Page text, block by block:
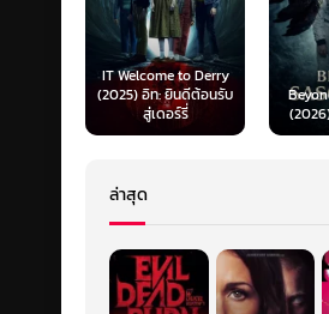
Beyond Sasquatch
(2026) พากย์ไทย 1X
King
เดอ
ล่าสุด